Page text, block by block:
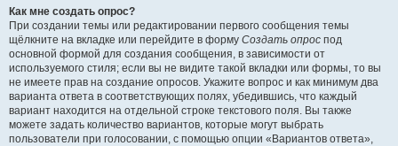
Как мне создать опрос?
При создании темы или редактировании первого сообщения темы
щёлкните на вкладке или перейдите в форму Создать опрос под
основной формой для создания сообщения, в зависимости от
используемого стиля; если вы не видите такой вкладки или формы, то вы
не имеете прав на создание опросов. Укажите вопрос и как минимум два
варианта ответа в соответствующих полях, убедившись, что каждый
вариант находится на отдельной строке текстового поля. Вы также
можете задать количество вариантов, которые могут выбрать
пользователи при голосовании, с помощью опции «Вариантов ответа»,